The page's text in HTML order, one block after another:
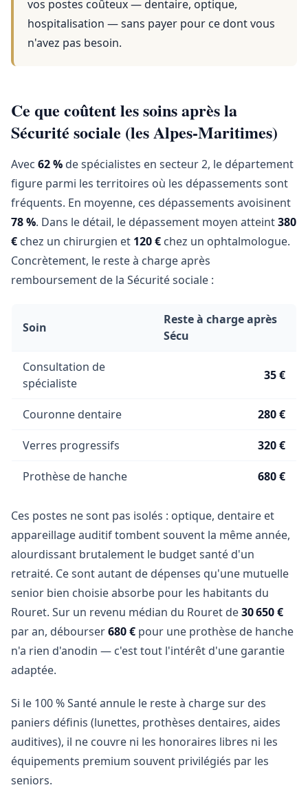
vos postes coûteux — dentaire, optique,
hospitalisation — sans payer pour ce dont vous
n'avez pas besoin.
Ce que coûtent les soins après la
Sécurité sociale (les Alpes-Maritimes)
Avec 62 % de spécialistes en secteur 2, le département
figure parmi les territoires où les dépassements sont
fréquents. En moyenne, ces dépassements avoisinent
78 %. Dans le détail, le dépassement moyen atteint380
€ chez un chirurgien et 120 € chez un ophtalmologue.
Concrètement, le reste à charge après
remboursement de la Sécurité sociale :
Soin
Reste à charge après
Sécu
Consultation de
spécialiste
35 €
Couronne dentaire 280 €
Verres progressifs 320 €
Prothèse de hanche 680 €
Ces postes ne sont pas isolés : optique, dentaire et
appareillage auditif tombent souvent la même année,
alourdissant brutalement le budget santé d'un
retraité. Ce sont autant de dépenses qu'une mutuelle
senior bien choisie absorbe pour les habitants du
Rouret. Sur un revenu médian du Rouret de30 650 €
par an, débourser680 € pour une prothèse de hanche
n'a rien d'anodin — c'est tout l'intérêt d'une garantie
adaptée.
Si le 100 % Santé annule le reste à charge sur des
paniers définis (lunettes, prothèses dentaires, aides
auditives), il ne couvre ni les honoraires libres ni les
équipements premium souvent privilégiés par les
seniors.